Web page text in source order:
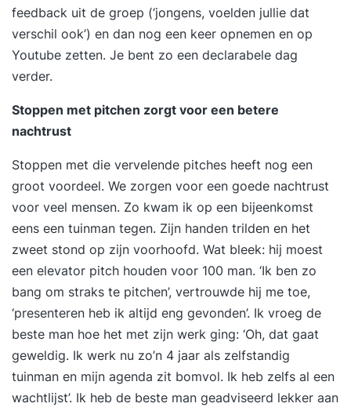
lippen – zelfs aan het einde van een lange
vergaderdag. Je spreekt met zelfvertrouwen,
brengt je boodschap overtuigend over en merkt
dat mensen écht luisteren. Presenteren wordt
persoonlijke aandacht Deze training is praktisch,
interactief en direct toepasbaar. Je werkt aan je
De groep is klein (max. 6 deelnemers), zodat je
volop kunt oefenen. Geen droge theorie, maar
échte verhalen die je presentaties
transformeren.Aan het eind van de dag ga je naar
huis met een krachtige presentatie die je meteen
kunt gebruiken. Klaar om impact te maken met je
verhaal? "Vanaf de eerste minuut weet Erik
tijdens de cursus presenteren je aandacht vast te
houden. Zijn verhalen roepen veel herkenning op.
De tips zijn duidelijk. Hier kan ik wel wat mee.
Mijn hoofd tolt alweer van de ideeën. Absolute
feedback uit de groep (‘jongens, voelden jullie dat
verschil ook’) en dan nog een keer opnemen en op
Youtube zetten. Je bent zo een declarabele dag
verder.
Stoppen met pitchen zorgt voor een betere
nachtrust
Stoppen met die vervelende pitches heeft nog een
groot voordeel. We zorgen voor een goede nachtrust
voor veel mensen. Zo kwam ik op een bijeenkomst
eens een tuinman tegen. Zijn handen trilden en het
zweet stond op zijn voorhoofd. Wat bleek: hij moest
een elevator pitch houden voor 100 man. ‘Ik ben zo
bang om straks te pitchen’, vertrouwde hij me toe,
‘presenteren heb ik altijd eng gevonden’. Ik vroeg de
beste man hoe het met zijn werk ging: ‘Oh, dat gaat
geweldig. Ik werk nu zo’n 4 jaar als zelfstandig
tuinman en mijn agenda zit bomvol. Ik heb zelfs al een
wachtlijst’. Ik heb de beste man geadviseerd lekker aan